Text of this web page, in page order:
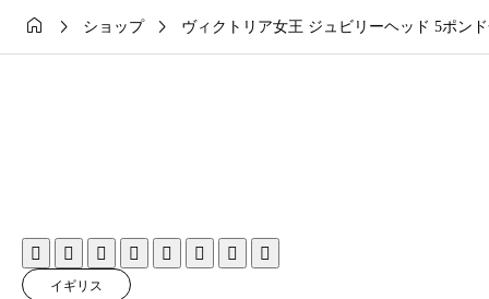
  ショップ  ヴィクトリア女王 ジュビリーヘッド 5ポンド
       
イギリス